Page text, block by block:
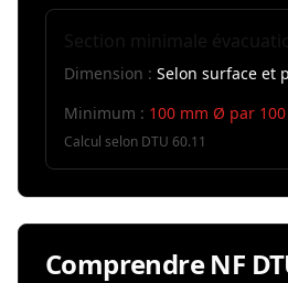
Dimension : Selon surface et
Minimum : 100 mm Ø par 100
Calcul selon DTU 60.11
Comprendre NF